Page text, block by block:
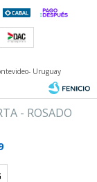
- ROSADO
Uruguay